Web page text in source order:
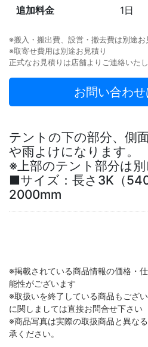
追加料金 1日
※搬入・搬出費、設営・撤去費は別途お
※取寄せ費用は別途お見積り
正式なお見積りは店舗よりご連絡いたし
お問い合わ
テントの下の部分、側
や雨よけになります。
※上部のテント部分は
■サイズ：長さ3K（
2000mm
※掲載されている商品情報の価格・
能性がございます
※取扱いを終了している商品もござ
に関しましては直接お問合せ下さい
※商品写真は実際の取扱商品と異な
承ください。